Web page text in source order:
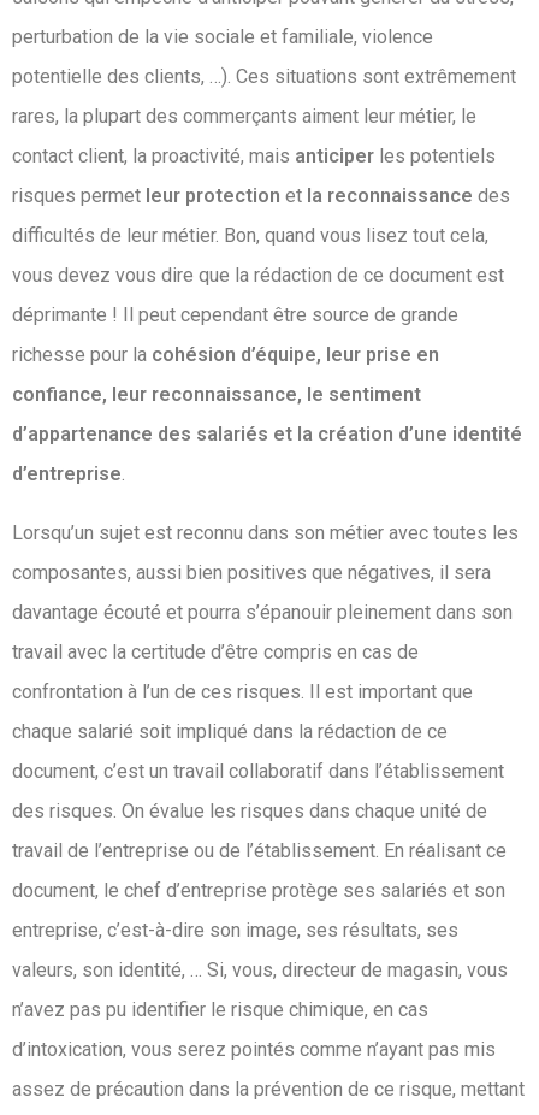
perturbation de la vie sociale et familiale, violence
potentielle des clients, …). Ces situations sont extrêmement
rares, la plupart des commerçants aiment leur métier, le
contact client, la proactivité, mais anticiper les potentiels
risques permet leur protection et la reconnaissance des
difficultés de leur métier. Bon, quand vous lisez tout cela,
vous devez vous dire que la rédaction de ce document est
déprimante ! Il peut cependant être source de grande
richesse pour la cohésion d’équipe, leur prise en
confiance, leur reconnaissance, le sentiment
d’appartenance des salariés et la création d’une identité
d’entreprise.
Lorsqu’un sujet est reconnu dans son métier avec toutes les
composantes, aussi bien positives que négatives, il sera
davantage écouté et pourra s’épanouir pleinement dans son
travail avec la certitude d’être compris en cas de
confrontation à l’un de ces risques. Il est important que
chaque salarié soit impliqué dans la rédaction de ce
document, c’est un travail collaboratif dans l’établissement
des risques. On évalue les risques dans chaque unité de
travail de l’entreprise ou de l’établissement. En réalisant ce
document, le chef d’entreprise protège ses salariés et son
entreprise, c’est-à-dire son image, ses résultats, ses
valeurs, son identité, … Si, vous, directeur de magasin, vous
n’avez pas pu identifier le risque chimique, en cas
d’intoxication, vous serez pointés comme n’ayant pas mis
assez de précaution dans la prévention de ce risque, mettant